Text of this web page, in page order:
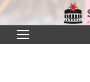
Zum Hauptinhalt